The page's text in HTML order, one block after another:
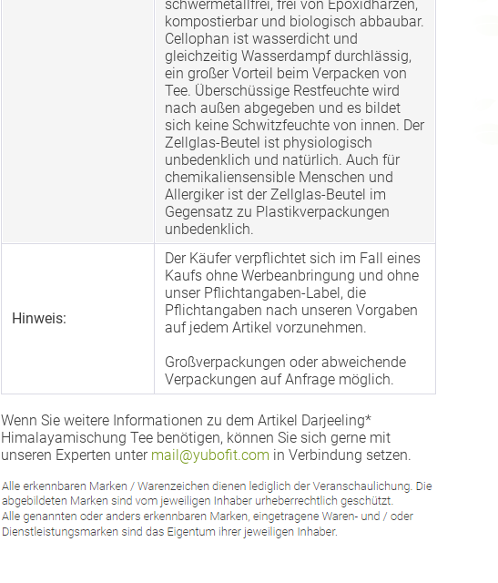
schwermetallfrei, frei von Epoxidharzen,
kompostierbar und biologisch abbaubar.
Cellophan ist wasserdicht und
gleichzeitig Wasserdampf durchlässig,
ein großer Vorteil beim Verpacken von
Tee. Überschüssige Restfeuchte wird
nach außen abgegeben und es bildet
sich keine Schwitzfeuchte von innen. Der
Zellglas-Beutel ist physiologisch
unbedenklich und natürlich. Auch für
chemikaliensensible Menschen und
Allergiker ist der Zellglas-Beutel im
Gegensatz zu Plastikverpackungen
unbedenklich.
Hinweis:
Der Käufer verpflichtet sich im Fall eines
Kaufs ohne Werbeanbringung und ohne
unser Pflichtangaben-Label, die
Pflichtangaben nach unseren Vorgaben
auf jedem Artikel vorzunehmen.
Großverpackungen oder abweichende
Verpackungen auf Anfrage möglich.
Wenn Sie weitere Informationen zu dem Artikel Darjeeling*
Himalayamischung Tee benötigen, können Sie sich gerne mit
unseren Experten unter mail@yubofit.com in Verbindung setzen.